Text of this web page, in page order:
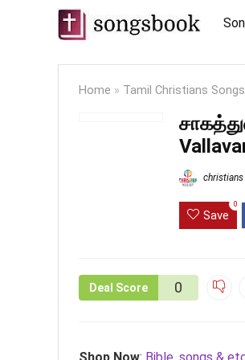
Home » Tamil Christians Songs
christians
Save
0
Deal Score 0